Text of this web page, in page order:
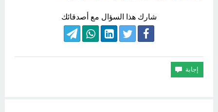
شارك هذا السؤال مع أصدقائك